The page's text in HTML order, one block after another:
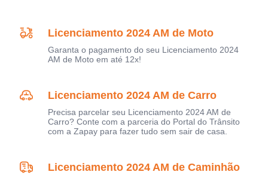
Licenciamento 2024 AM de Moto
Garanta o pagamento do seu Licenciamento 2024
AM de Moto em até 12x!
Licenciamento 2024 AM de Carro
Precisa parcelar seu Licenciamento 2024 AM de
Carro? Conte com a parceria do Portal do Trânsito
com a Zapay para fazer tudo sem sair de casa.
Licenciamento 2024 AM de Caminhão